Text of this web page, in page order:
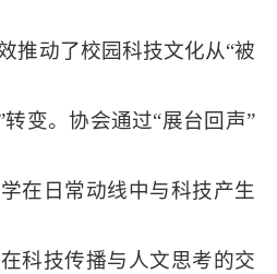
推动了校园科技文化从“被
变。协会通过“展台回声”
在日常动线中与科技产生
科技传播与人文思考的交